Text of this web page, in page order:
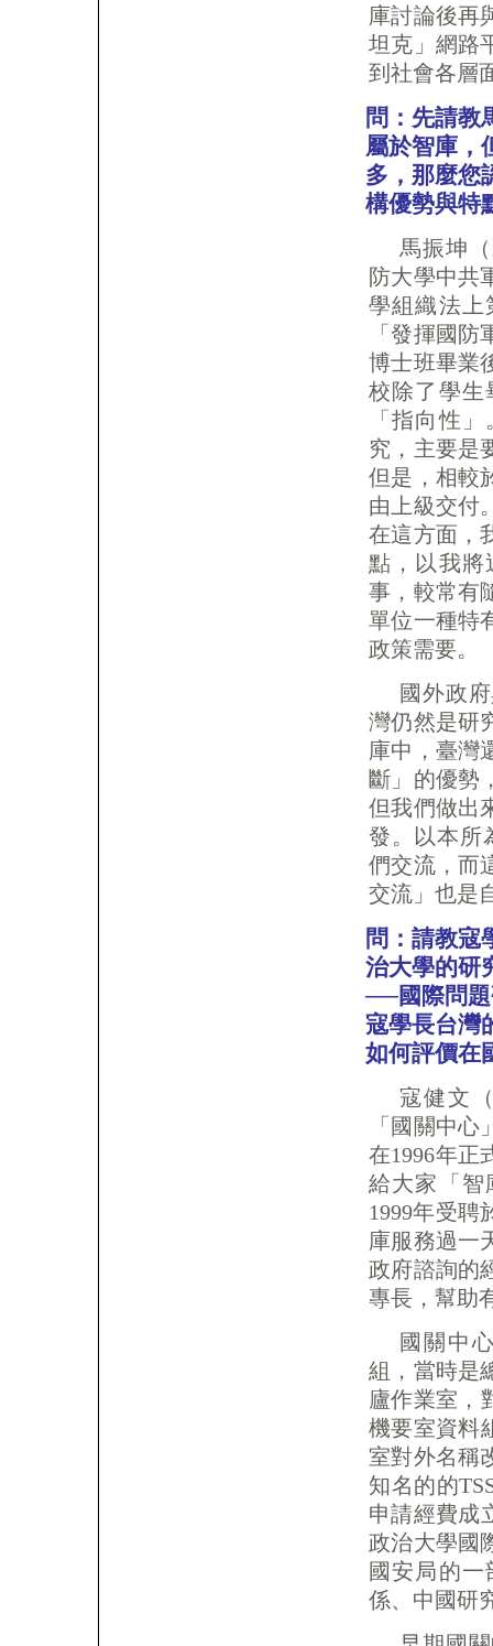
庫討論後再
坦克」網路
到社會各層
問：先請教
屬於智庫，
多，那麼您
構優勢與特
馬振坤
防⼤學中共
學組織法上
「發揮國
博士班畢業
校除了學生
「指向性
究，主要是
但是，相較
由上級交付
在這方面，
點，以我將
事，較常有
單位一種特
政策需要。
國外政
灣仍然是研
庫中，臺灣
斷」的優勢
但我們做出
發。以本所
們交流，而
交流」也是
問：請教寇
治大學的研
──國際問題
寇學長台灣
如何評價在
寇健文
「國關中
在1996年正
給大家「智
1999年受聘
庫服務過一
政府諮詢的
專長，幫助
國關中
組，當時是
廬作業室，
機要室資料
室對外名稱
知名的的
申請經費成
政治大學國
國安局的一
係、中國研